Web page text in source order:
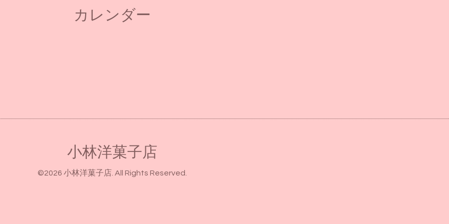
カレンダー
小林洋菓子店
©2026 小林洋菓子店. All Rights Reserved.